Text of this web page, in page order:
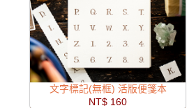
文字標記(無框) 活版便箋本
NT$ 160